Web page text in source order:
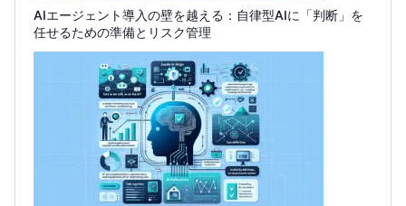
AIエージェント導入の壁を越える：自律型AIに「判断」を
任せるための準備とリスク管理